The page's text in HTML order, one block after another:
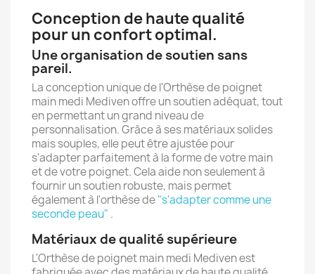
Conception de haute qualité
pour un confort optimal.
Une organisation de soutien sans
pareil.
La conception unique de l'Orthèse de poignet
main medi Mediven offre un soutien adéquat, tout
en permettant un grand niveau de
personnalisation. Grâce à ses matériaux solides
mais souples, elle peut être ajustée pour
s'adapter parfaitement à la forme de votre main
et de votre poignet. Cela aide non seulement à
fournir un soutien robuste, mais permet
également à l'orthèse de"s'adapter comme une
seconde peau" .
Matériaux de qualité supérieure
L'Orthèse de poignet main medi Mediven est